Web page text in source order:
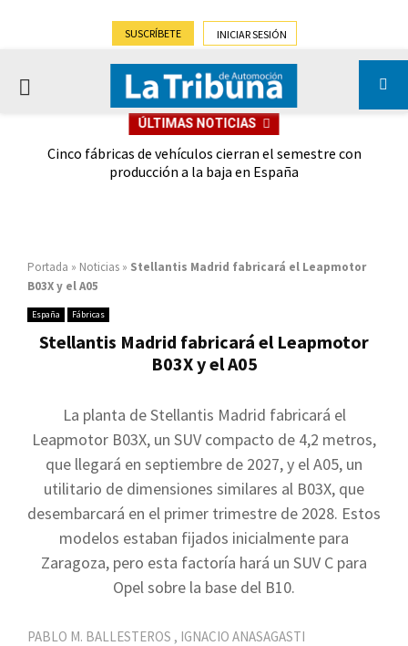
SUSCRÍBETE INICIAR SESIÓN
PRIMARY
ÚLTIMAS NOTICIAS
Cinco fábricas de vehículos cierran el semestre con
producción a la baja en España
Portada » Noticias » Stellantis Madrid fabricará el Leapmotor
B03X y el A05
España Fábricas
Stellantis Madrid fabricará el Leapmotor
B03X y el A05
La planta de Stellantis Madrid fabricará el
Leapmotor B03X, un SUV compacto de 4,2 metros,
que llegará en septiembre de 2027, y el A05, un
utilitario de dimensiones similares al B03X, que
desembarcará en el primer trimestre de 2028. Estos
modelos estaban fijados inicialmente para
Zaragoza, pero esta factoría hará un SUV C para
Opel sobre la base del B10.
PABLO M. BALLESTEROS , IGNACIO ANASAGASTI